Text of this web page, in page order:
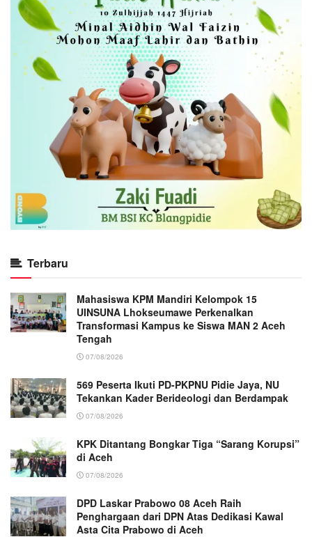
Terbaru
Mahasiswa KPM Mandiri Kelompok 15
UINSUNA Lhokseumawe Perkenalkan
Transformasi Kampus ke Siswa MAN 2 Aceh
Tengah
07/08/2026
569 Peserta Ikuti PD-PKPNU Pidie Jaya, NU
Tekankan Kader Berideologi dan Berdampak
07/08/2026
KPK Ditantang Bongkar Tiga “Sarang Korupsi”
di Aceh
07/08/2026
DPD Laskar Prabowo 08 Aceh Raih
Penghargaan dari DPN Atas Dedikasi Kawal
Asta Cita Prabowo di Aceh